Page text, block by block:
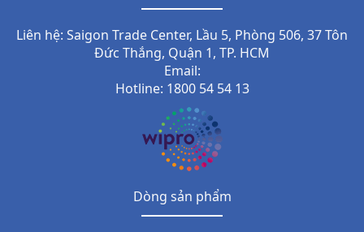
Liên hệ: Saigon Trade Center, Lầu 5, Phòng 506, 37 Tôn
Đức Thắng, Quận 1, TP. HCM
Email:
Hotline: 1800 54 54 13
Dòng sản phẩm